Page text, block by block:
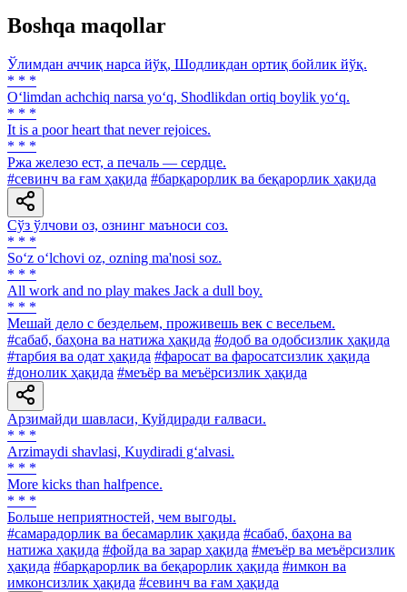
Boshqa maqollar
Ўлимдан аччиқ нарса йўқ, Шодликдан ортиқ бойлик йўқ.
* * *
O‘limdan achchiq narsa yo‘q, Shodlikdan ortiq boylik yo‘q.
* * *
It is a poor heart that never rejoices.
* * *
Ржа железо ест, а печаль — сердце.
#севинч ва ғам ҳақида #барқарорлик ва беқарорлик ҳақида
Сўз ўлчови оз, ознинг маъноси соз.
* * *
So‘z o‘lchovi oz, ozning ma'nosi soz.
* * *
All work and no play makes Jack a dull boy.
* * *
Мешай дело с бездельем, проживешь век с весельем.
#сабаб, баҳона ва натижа ҳақида #одоб ва одобсизлик ҳақида
#тарбия ва одат ҳақида #фаросат ва фаросатсизлик ҳақида
#донолик ҳақида #меъёр ва меъёрсизлик ҳақида
Арзимайди шавласи, Куйдиради ғалваси.
* * *
Arzimaydi shavlasi, Kuydiradi g‘alvasi.
* * *
More kicks than halfpence.
* * *
Больше неприятностей, чем выгоды.
#самарадорлик ва бесамарлик ҳақида #сабаб, баҳона ва
натижа ҳақида #фойда ва зарар ҳақида #меъёр ва меъёрсизлик
ҳақида #барқарорлик ва беқарорлик ҳақида #имкон ва
имконсизлик ҳақида #севинч ва ғам ҳақида